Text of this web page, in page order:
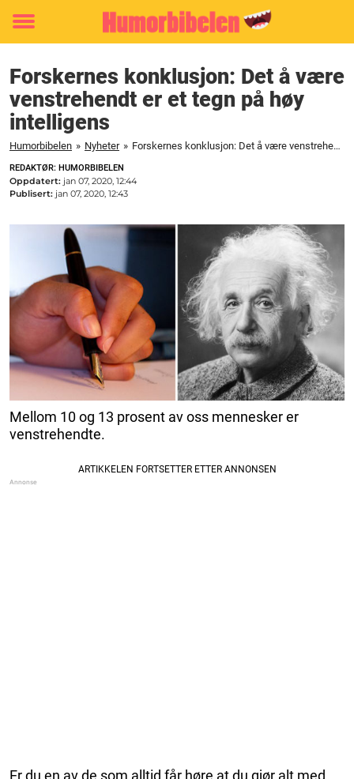
Toggle
Forskernes konklusjon: Det å være
venstrehendt er et tegn på høy
intelligens
Humorbibelen » Nyheter » Forskernes konklusjon: Det å være venstrehendt er et tegn på høy intelligens
REDAKTØR: HUMORBIBELEN
Oppdatert: jan 07, 2020, 12:44
Publisert: jan 07, 2020, 12:43
Mellom 10 og 13 prosent av oss mennesker er
venstrehendte.
Er du en av de som alltid får høre at du gjør alt med